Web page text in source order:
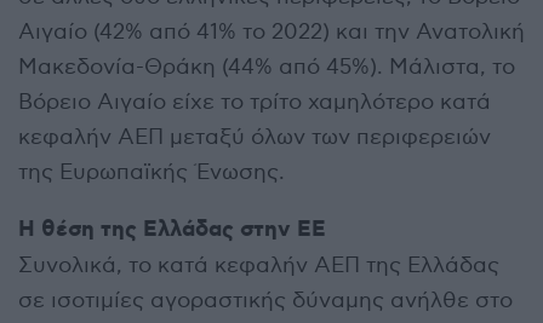
Αιγαίο (42% από 41% το 2022) και την Ανατολική
Μακεδονία-Θράκη (44% από 45%). Μάλιστα, το
Βόρειο Αιγαίο είχε το τρίτο χαμηλότερο κατά
κεφαλήν ΑΕΠ μεταξύ όλων των περιφερειών
της Ευρωπαϊκής Ένωσης.
Η θέση της Ελλάδας στην ΕΕ
Συνολικά, το κατά κεφαλήν ΑΕΠ της Ελλάδας
σε ισοτιμίες αγοραστικής δύναμης ανήλθε στο